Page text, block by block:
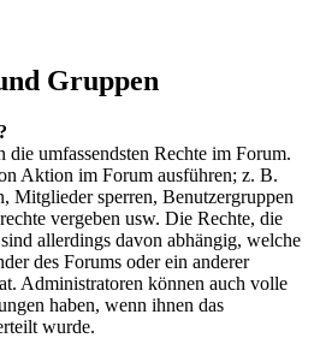
Gruppen
die umfassendsten Rechte im Forum.
Aktion im Forum ausführen; z. B.
Mitglieder sperren, Benutzergruppen
vergeben usw. Die Rechte, die
allerdings davon abhängig, welche
des Forums oder ein anderer
Administratoren können auch volle
haben, wenn ihnen das
wurde.